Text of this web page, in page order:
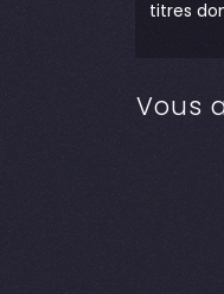
titres
Vous